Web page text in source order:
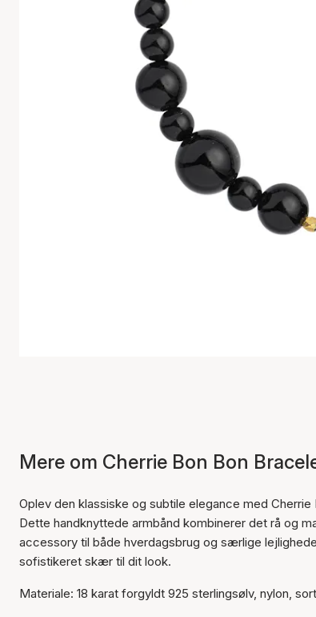
Mere om Cherrie Bon Bon
Oplev den klassiske og subtile elegance med
Dette handknyttede armbånd kombinerer det rå og
accessory til både hverdagsbrug og særlige
sofistikeret skær til dit look.
Materiale: 18 karat forgyldt 925 sterlingsølv, nylon,